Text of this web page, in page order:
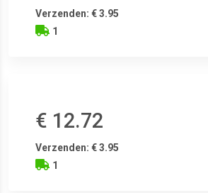
Verzenden: € 3.95
1
€ 12.72
Verzenden: € 3.95
1